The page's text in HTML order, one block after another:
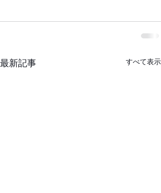
最新記事 すべて表示